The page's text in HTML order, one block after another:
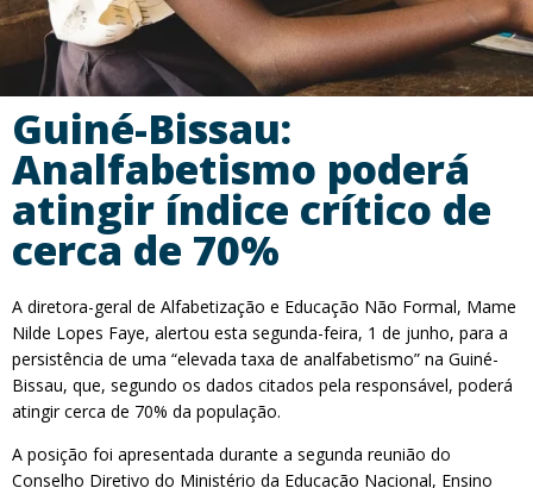
Guiné-Bissau:
Analfabetismo poderá
atingir índice crítico de
cerca de 70%
A diretora-geral de Alfabetização e Educação Não Formal, Mame
Nilde Lopes Faye, alertou esta segunda-feira, 1 de junho, para a
persistência de uma “elevada taxa de analfabetismo” na Guiné-
Bissau, que, segundo os dados citados pela responsável, poderá
atingir cerca de 70% da população.
A posição foi apresentada durante a segunda reunião do
Conselho Diretivo do Ministério da Educação Nacional, Ensino